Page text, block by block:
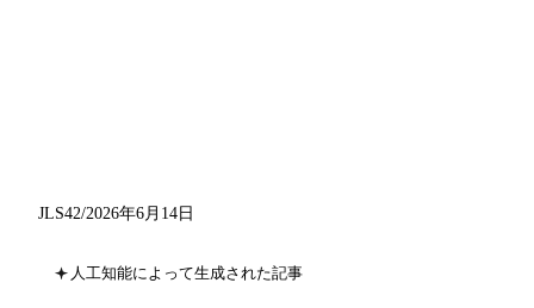
JLS42/2026年6月14日
人工知能によって生成された記事